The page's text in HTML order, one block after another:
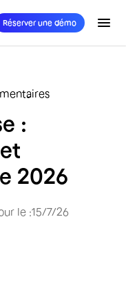
Réserver une démo
:
2026
le :15/7/26